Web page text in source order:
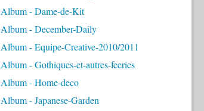
Album - Dame-de-Kit
Album - December-Daily
Album - Equipe-Creative-2010/2011
Album - Gothiques-et-autres-feeries
Album - Home-deco
Album - Japanese-Garden